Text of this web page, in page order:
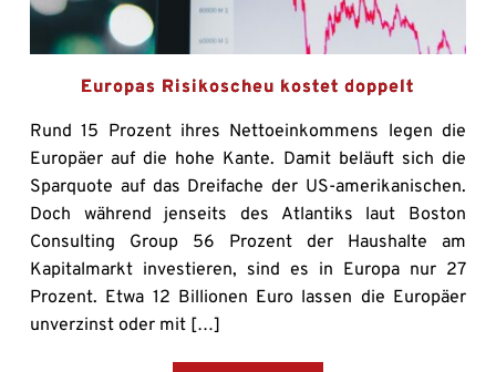
Europas Risikoscheu kostet doppelt
Rund 15 Prozent ihres Nettoeinkommens legen die
Europäer auf die hohe Kante. Damit beläuft sich die
Sparquote auf das Dreifache der US-amerikanischen.
Doch während jenseits des Atlantiks laut Boston
Consulting Group 56 Prozent der Haushalte am
Kapitalmarkt investieren, sind es in Europa nur 27
Prozent. Etwa 12 Billionen Euro lassen die Europäer
unverzinst oder mit […]